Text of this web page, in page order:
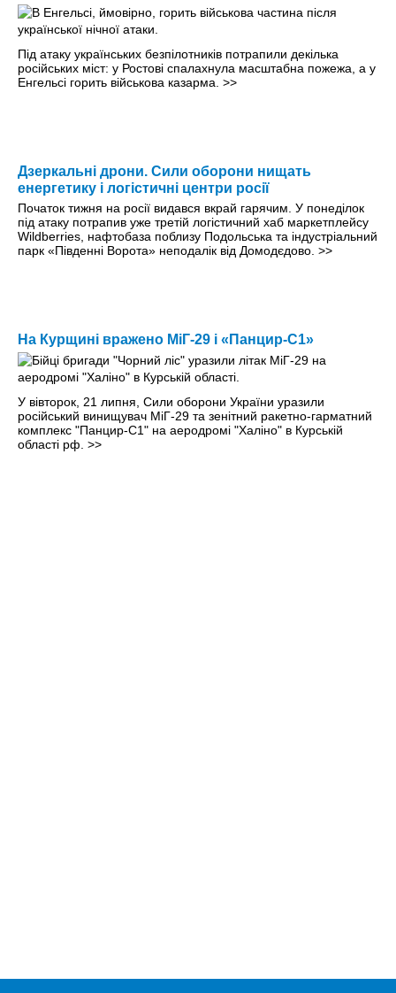
Під атаку українських безпілотників потрапили декілька
російських міст: у Ростові спалахнула масштабна пожежа, а у
Енгельсі горить військова казарма. >>
Дзеркальні дрони. Сили оборони нищать
енергетику і логістичні центри росії
Початок тижня на росії видався вкрай гарячим. У понеділок
під атаку потрапив уже третій логістичний хаб маркетплейсу
Wildberries, нафтобаза поблизу Подольська та індустріальний
парк «Південні Ворота» неподалік від Домодєдово. >>
На Курщині вражено МіГ-29 і «Панцир-С1»
У вівторок, 21 липня, Сили оборони України уразили
російський винищувач МіГ-29 та зенітний ракетно-гарматний
комплекс "Панцир-С1" на аеродромі "Халіно" в Курській
області рф. >>